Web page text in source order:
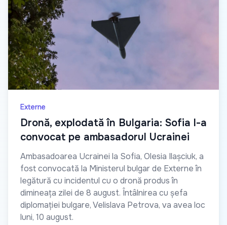
Externe
Dronă, explodată în Bulgaria: Sofia l-a
convocat pe ambasadorul Ucrainei
Ambasadoarea Ucrainei la Sofia, Olesia Ilașciuk, a
fost convocată la Ministerul bulgar de Externe în
legătură cu incidentul cu o dronă produs în
dimineața zilei de 8 august. Întâlnirea cu șefa
diplomației bulgare, Velislava Petrova, va avea loc
luni, 10 august.